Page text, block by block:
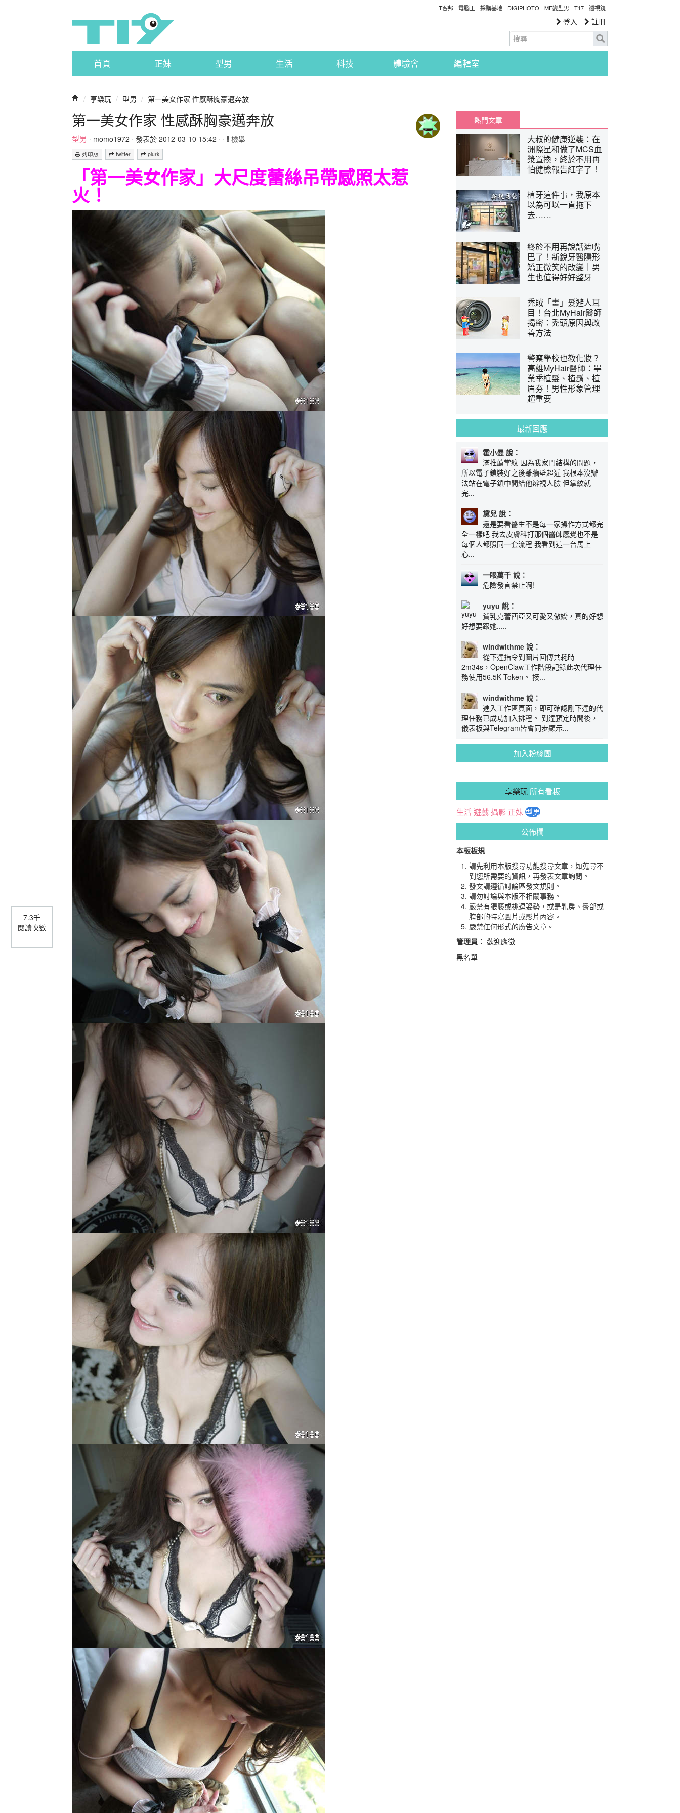
T客邦 電腦王 採購基地 DIGIPHOTO MF變型男 T17 透視鏡
登入 註冊
首頁 正妹 型男 生活 科技 體驗會 編輯室
/ 享樂玩 / 型男 / 第一美女作家 性感酥胸豪邁奔放
第一美女作家 性感酥胸豪邁奔放
型男 · momo1972 · 發表於 2012-03-10 15:42 · · 檢舉
列印版 twitter plurk
7.3千
閱讀次數
「第一美女作家」大尺度蕾絲吊帶感照太惹
火！
熱門文章
大叔的健康逆襲：在
洲際星和做了MCS血
漿置換，終於不用再
怕健檢報告紅字了！
植牙這件事，我原本
以為可以一直拖下
去……
終於不用再說話遮嘴
巴了！新銳牙醫隱形
矯正微笑的改變｜男
生也值得好好整牙
禿賊「畫」髮避人耳
目！台北MyHair醫師
揭密：禿頭原因與改
善方法
警察學校也教化妝？
高雄MyHair醫師：畢
業季植髮、植鬍、植
眉夯！男性形象管理
超重要
最新回應
霍小曼 說：
滿推薦掌紋 因為我家門結構的問題，
所以電子鎖裝好之後離牆壁超近 我根本沒辦
法站在電子鎖中間給他辨視人臉 但掌紋就
完...
黛兒 說：
還是要看醫生不是每一家操作方式都完
全一樣吧 我去皮膚科打那個醫師感覺也不是
每個人都照同一套流程 我看到這一台馬上
心...
一眼萬千 說：
危險發言禁止啊!
yuyu 說：
貧乳克蕾西亞又可愛又傲嬌，真的好想
好想要跟她.....
windwithme 說：
從下達指令到圖片回傳共耗時
2m34s，OpenClaw工作階段記錄此次代理任
務使用56.5K Token。 接...
windwithme 說：
進入工作區頁面，即可確認剛下達的代
理任務已成功加入排程。 到達預定時間後，
儀表板與Telegram皆會同步顯示...
加入粉絲團
享樂玩所有看板
生活遊戲攝影 正妹型男
公佈欄
本板板規
請先利用本版搜尋功能搜尋文章，如蒐尋不
到您所需要的資訊，再發表文章詢問。
發文請遵循討論區發文規則。
請勿討論與本版不相關事務。
嚴禁有猥褻或挑逗姿勢，或是乳房、臀部或
胯部的特寫圖片或影片內容。
嚴禁任何形式的廣告文章。
管理員： 歡迎應徵
黑名單